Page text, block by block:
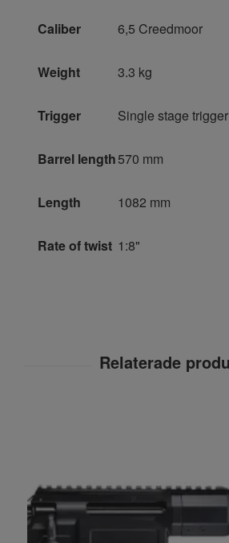
Caliber 6,5 Creedmoor
Weight 3.3 kg
Trigger Single stage trigger
Barrel length570 mm
Length 1082 mm
Rate of twist 1:8"